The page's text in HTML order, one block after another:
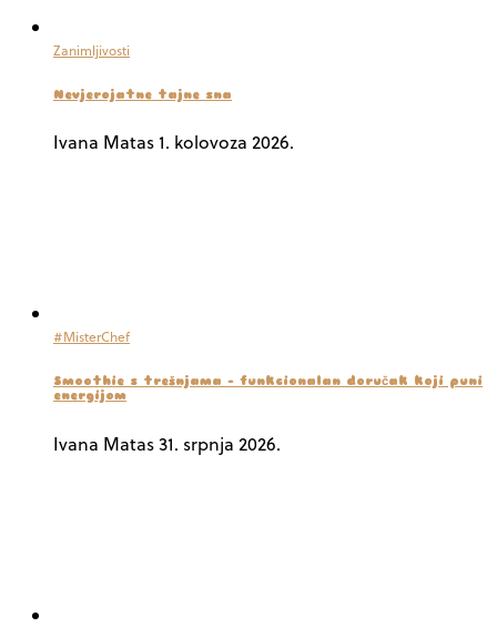
Zanimljivosti
Nevjerojatne tajne sna
Ivana Matas1. kolovoza 2026.
#MisterChef
Smoothie s trešnjama – funkcionalan doručak koji puni
energijom
Ivana Matas31. srpnja 2026.